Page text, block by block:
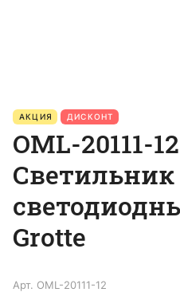
АКЦИЯ ДИСКОНТ
OML-20111-12
Grotte
Арт. OML-20111-12